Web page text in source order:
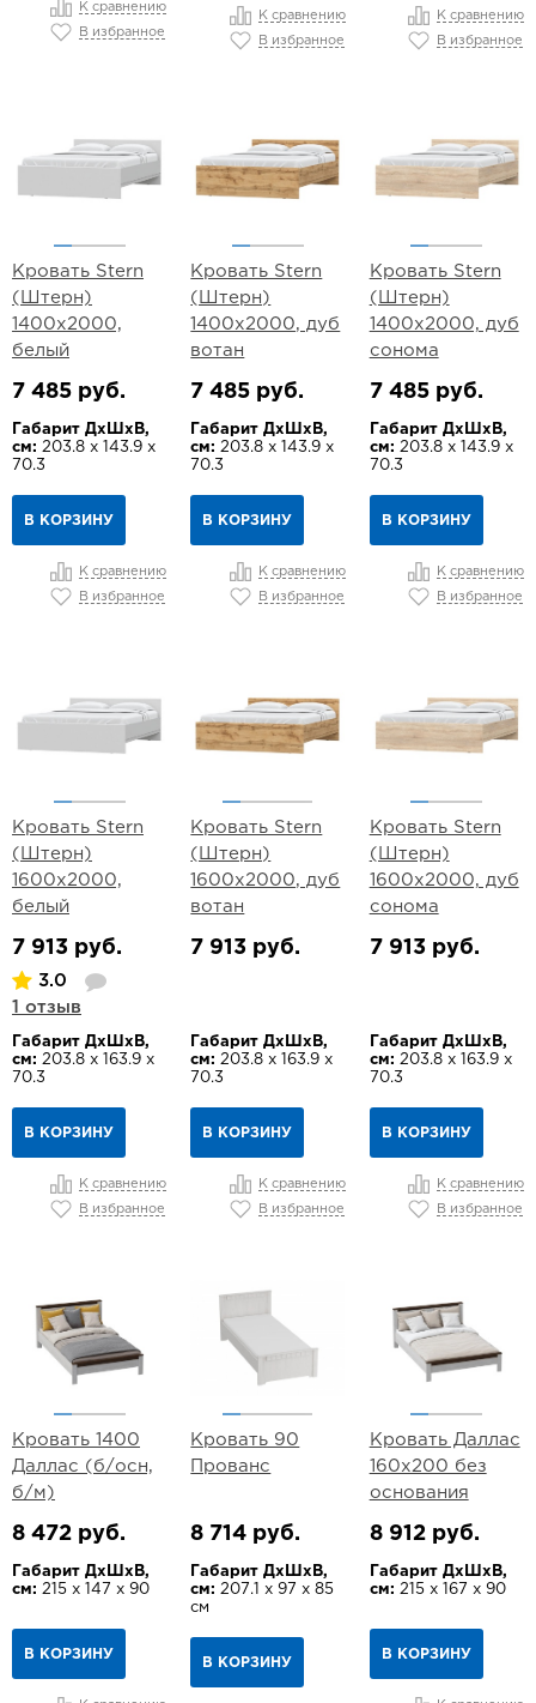
К сравнению
В избранное
К сравнению
В избранное
К сравнению
В избранное
Кровать Stern
(Штерн)
1400х2000,
белый
7 485 руб.
Габарит ДхШхВ,
см: 203.8 х 143.9 х
70.3
В КОРЗИНУ
К сравнению
В избранное
Кровать Stern
(Штерн)
1400х2000, дуб
вотан
7 485 руб.
Габарит ДхШхВ,
см: 203.8 х 143.9 х
70.3
В КОРЗИНУ
К сравнению
В избранное
Кровать Stern
(Штерн)
1400х2000, дуб
сонома
7 485 руб.
Габарит ДхШхВ,
см: 203.8 х 143.9 х
70.3
В КОРЗИНУ
К сравнению
В избранное
Кровать Stern
(Штерн)
1600х2000,
белый
7 913 руб.
3.0
1 отзыв
Габарит ДхШхВ,
см: 203.8 х 163.9 х
70.3
В КОРЗИНУ
К сравнению
В избранное
Кровать Stern
(Штерн)
1600х2000, дуб
вотан
7 913 руб.
Габарит ДхШхВ,
см: 203.8 х 163.9 х
70.3
В КОРЗИНУ
К сравнению
В избранное
Кровать Stern
(Штерн)
1600х2000, дуб
сонома
7 913 руб.
Габарит ДхШхВ,
см: 203.8 х 163.9 х
70.3
В КОРЗИНУ
К сравнению
В избранное
Кровать 1400
Даллас (б/осн,
б/м)
8 472 руб.
Габарит ДхШхВ,
см: 215 х 147 х 90
В КОРЗИНУ
Кровать 90
Прованс
8 714 руб.
Габарит ДхШхВ,
см: 207.1 х 97 х 85
см
В КОРЗИНУ
Кровать Даллас
160х200 без
основания
8 912 руб.
Габарит ДхШхВ,
см: 215 х 167 х 90
В КОРЗИНУ